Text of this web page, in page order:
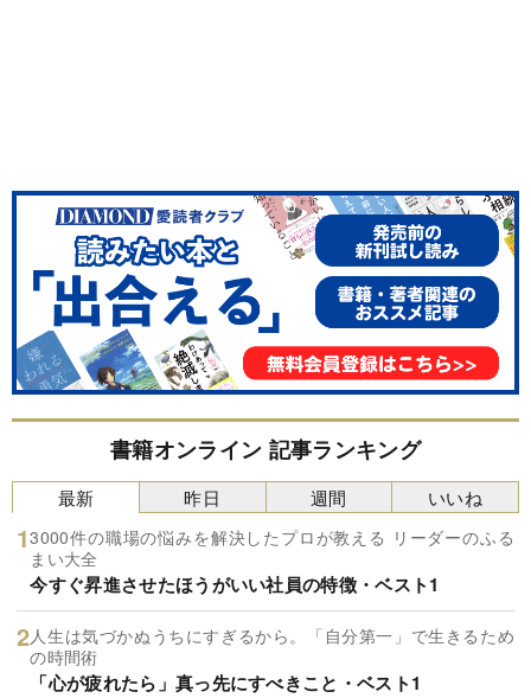
書籍オンライン 記事ランキング
最新
3000件の職場の悩みを解決したプロが教える リーダーのふる
まい大全
今すぐ昇進させたほうがいい社員の特徴・ベスト1
人生は気づかぬうちにすぎるから。「自分第一」で生きるため
の時間術
「心が疲れたら」真っ先にすべきこと・ベスト1
昨日 週間 いいね